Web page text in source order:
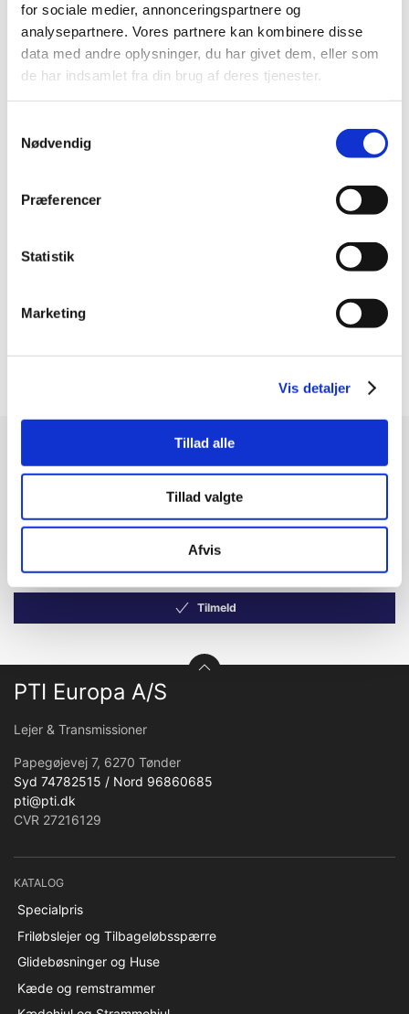
for sociale medier, annonceringspartnere og
analysepartnere. Vores partnere kan kombinere disse
data med andre oplysninger, du har givet dem, eller som
de har indsamlet fra din brug af deres tjenester.
Nødvendig
Præferencer
Statistik
Marketing
Vis detaljer
Tillad alle
Tillad valgte
Afvis
BNZF15-21X10-27X3
Sintret bronze bøsning m.
flange
27X3
DKK 36,25
08 B-1 SS E
Samleled m. feder -
Rustfri
Køb nu
Erhvervskunde? Husk at
Nyheder - maks. 2 gange årligt
Tilmeld
PTI Europa A/S
Lejer & Transmissioner
Papegøjevej 7, 6270 Tønder
Syd 74782515 / Nord 96860685
pti@pti.dk
CVR 27216129
KATALOG
Specialpris
Friløbslejer og Tilbageløbsspærre
Glidebøsninger og Huse
Kæde og remstrammer